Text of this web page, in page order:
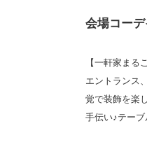
会場コーデ
【一軒家まる
エントランス
覚で装飾を楽
手伝い♪テーブ